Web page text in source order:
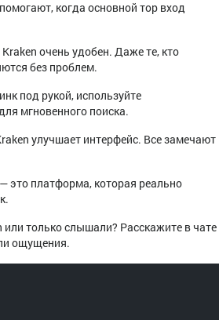
когда основной тор вход
очень удобен. Даже те, кто
без проблем.
под рукой, используйте
мгновенного поиска.
улучшает интерфейс. Все замечают
это платформа, которая реально
только слышали? Расскажите в чате
ощущения.